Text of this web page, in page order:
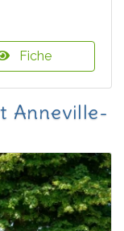
Fiche
Anneville-